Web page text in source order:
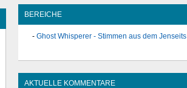
BEREICHE
Ghost Whisperer - Stimmen aus dem Jenseits
AKTUELLE KOMMENTARE